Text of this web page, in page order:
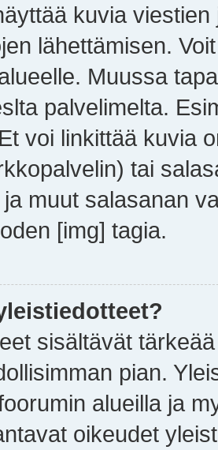
kuvia
lähettämisen.
Muussa
palvelimelta.
voi linkittää kuvia
tai
muut salasanan
[img] tagia.
sisältävät
pian.
alueilla ja
oikeudet